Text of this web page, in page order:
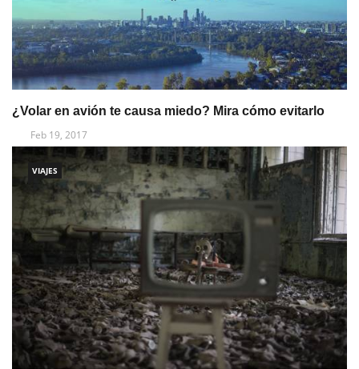
¿Volar en avión te causa miedo? Mira cómo evitarlo
Feb 19, 2017
VIAJES